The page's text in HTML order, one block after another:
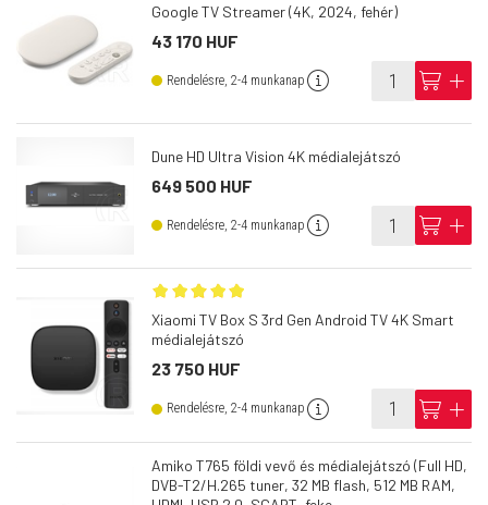
Google TV Streamer (4K, 2024, fehér)
43 170 HUF
Rendelésre, 2-4 munkanap info cart add
Dune HD Ultra Vision 4K médialejátszó
649 500 HUF
Rendelésre, 2-4 munkanap info cart add
Xiaomi TV Box S 3rd Gen Android TV 4K Smart
médialejátszó
23 750 HUF
Rendelésre, 2-4 munkanap info cart add
Amiko T765 földi vevő és médialejátszó (Full HD,
DVB-T2/H.265 tuner, 32 MB flash, 512 MB RAM,